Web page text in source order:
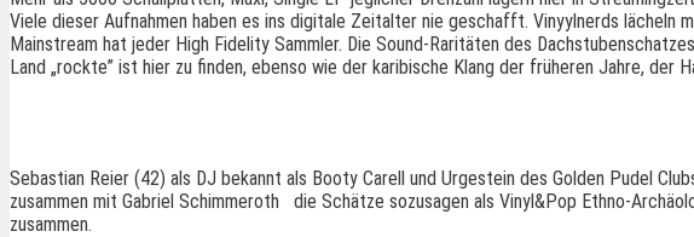
Viele dieser Aufnahmen haben es ins digitale Zeitalter nie geschafft. Vinyylnerds lächeln
Mainstream hat jeder High Fidelity Sammler. Die Sound-Raritäten des
Land „rockte” ist hier zu finden, ebenso wie der karibische Klang der früheren Jahre, der
Sebastian Reier (42) als DJ bekannt als Booty Carell und Urgestein des Golden Pudel
zusammen mit Gabriel Schimmeroth die Schätze sozusagen als Vinyl&Pop Ethno-
zusammen.